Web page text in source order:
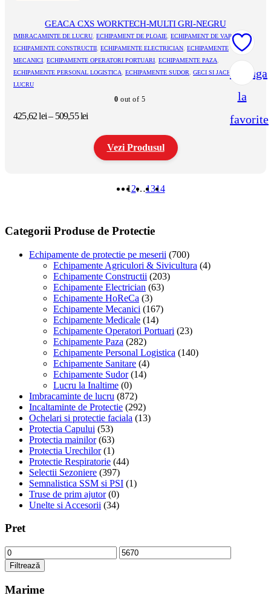
variații.
Opțiunile
pot
fi
alese
în
Adauga
la
favorite
GEACA CXS WORKTECH-MULTI GRI-NEGRU
IMBRACAMINTE DE LUCRU, ECHIPAMENT DE PLOAIE, ECHIPAMENT DE VARA,
ECHIPAMENTE CONSTRUCTII, ECHIPAMENTE ELECTRICIAN, ECHIPAMENTE
MECANICI, ECHIPAMENTE OPERATORI PORTUARI, ECHIPAMENTE PAZA,
ECHIPAMENTE PERSONAL LOGISTICA, ECHIPAMENTE SUDOR, GECI SI JACHETE DE
LUCRU
0 out of 5
425,62lei– 509,55leiInterval
prețuri:
425,62 lei
până
Vezi Produsul
variații.
Opțiunile
produsului.
1 2…1314
Categorii Produse de Protectie
Echipamente de protectie pe meserii (700)
Echipamente Agriculori & Sivicultura (4)
Echipamente Constructii (203)
Echipamente Electrician (63)
Echipamente HoReCa (3)
Echipamente Mecanici (167)
Echipamente Medicale (14)
Echipamente Operatori Portuari (23)
Echipamente Paza (282)
Echipamente Personal Logistica (140)
Echipamente Sanitare (4)
Echipamente Sudor (14)
Lucru la Inaltime (0)
Imbracaminte de lucru (872)
Incaltaminte de Protectie (292)
Ochelari si protectie faciala (13)
Protectia Capului (53)
Protectia mainilor (63)
Protectia Urechilor (1)
Protectie Respiratorie (44)
Selectii Sezoniere (397)
Semnalistica SSM si PSI (1)
Truse de prim ajutor (0)
Unelte si Accesorii (34)
Pret
Preț
minim
Preț
maxim
Filtrează
Marime